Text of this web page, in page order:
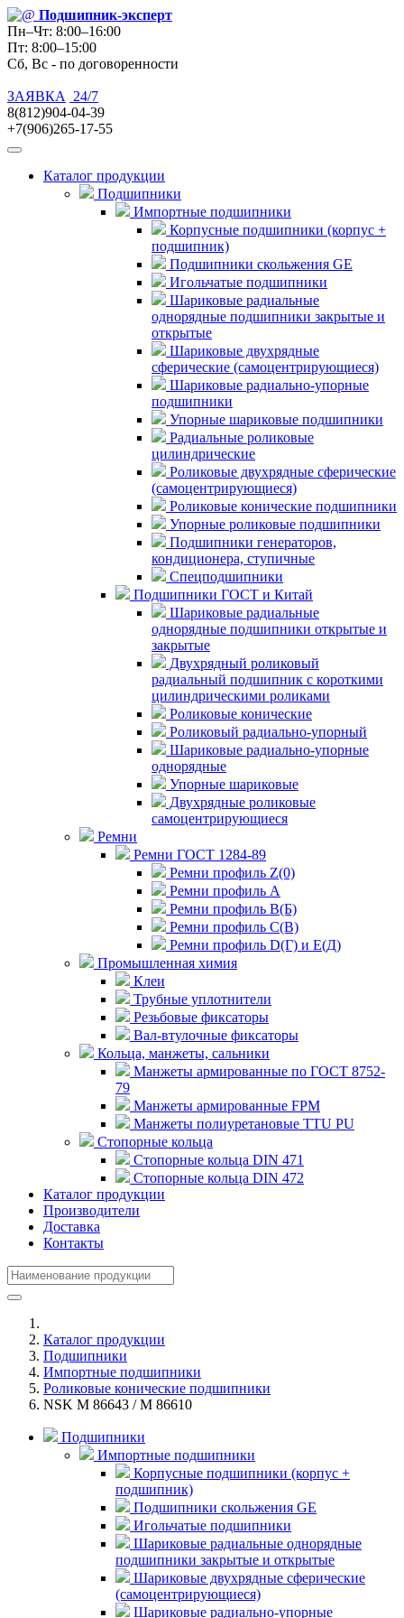
Подшипник-эксперт
Пн–Чт: 8:00–16:00
Пт: 8:00–15:00
Сб, Вс - по договоренности
ЗАЯВКА
24/7
8(812)904-04-39
+7(906)265-17-55
Каталог продукции
Подшипники
Импортные подшипники
Корпусные подшипники (корпус +
подшипник)
Подшипники скольжения GE
Игольчатые подшипники
Шариковые радиальные
однорядные подшипники закрытые и
открытые
Шариковые двухрядные
сферические (самоцентрирующиеся)
Шариковые радиально-упорные
подшипники
Упорные шариковые подшипники
Радиальные роликовые
цилиндрические
Роликовые двухрядные сферические
(самоцентрирующиеся)
Роликовые конические подшипники
Упорные роликовые подшипники
Подшипники генераторов,
кондиционера, ступичные
Спецподшипники
Подшипники ГОСТ и Китай
Шариковые радиальные
однорядные подшипники открытые и
закрытые
Двухрядный роликовый
радиальный подшипник с короткими
цилиндрическими роликами
Роликовые конические
Роликовый радиально-упорный
Шариковые радиально-упорные
однорядные
Упорные шариковые
Двухрядные роликовые
самоцентрирующиеся
Ремни
Ремни ГОСТ 1284-89
Ремни профиль Z(0)
Ремни профиль А
Ремни профиль В(Б)
Ремни профиль С(В)
Ремни профиль D(Г) и E(Д)
Промышленная химия
Клеи
Трубные уплотнители
Резьбовые фиксаторы
Вал-втулочные фиксаторы
Кольца, манжеты, сальники
Манжеты армированные по ГОСТ 8752-
79
Манжеты армированные FPM
Манжеты полиуретановые TTU PU
Стопорные кольца
Стопорные кольца DIN 471
Стопорные кольца DIN 472
Каталог продукции
Производители
Доставка
Контакты
Каталог продукции
Подшипники
Импортные подшипники
Роликовые конические подшипники
NSK M 86643 / M 86610
Подшипники
Импортные подшипники
Корпусные подшипники (корпус +
подшипник)
Подшипники скольжения GE
Игольчатые подшипники
Шариковые радиальные однорядные
подшипники закрытые и открытые
Шариковые двухрядные сферические
(самоцентрирующиеся)
Шариковые радиально-упорные